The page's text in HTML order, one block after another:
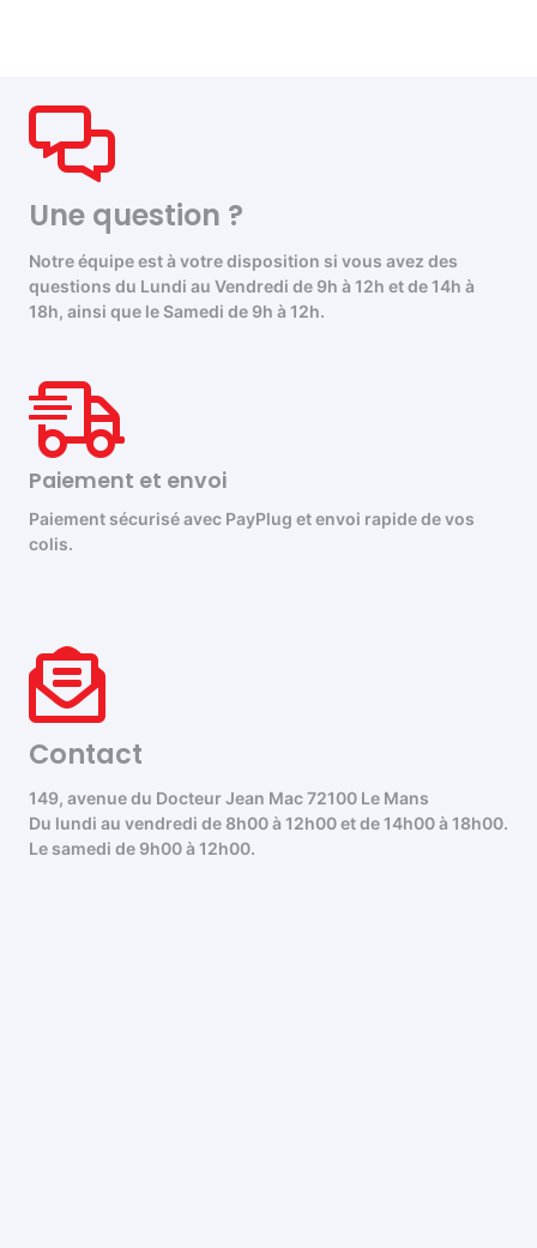
Une question ?
Notre équipe est à votre disposition si vous avez des
questions du Lundi au Vendredi de 9h à 12h et de 14h à
18h, ainsi que le Samedi de 9h à 12h.
Paiement et envoi
Paiement sécurisé avec PayPlug et envoi rapide de vos
colis.
Contact
149, avenue du Docteur Jean Mac 72100 Le Mans
Du lundi au vendredi de 8h00 à 12h00 et de 14h00 à 18h00.
Le samedi de 9h00 à 12h00.